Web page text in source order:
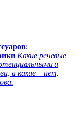
Какие речевые
и
а какие – нет,